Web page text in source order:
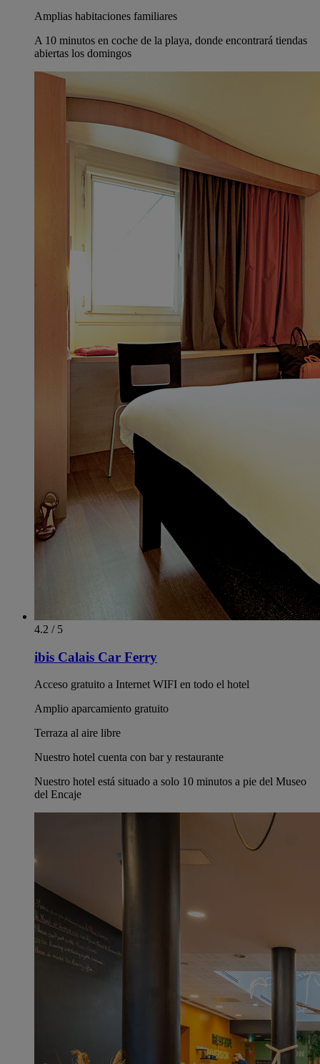
Amplias habitaciones familiares
A 10 minutos en coche de la playa, donde encontrará tiendas
abiertas los domingos
4.2 / 5
ibis Calais Car Ferry
Acceso gratuito a Internet WIFI en todo el hotel
Amplio aparcamiento gratuito
Terraza al aire libre
Nuestro hotel cuenta con bar y restaurante
Nuestro hotel está situado a solo 10 minutos a pie del Museo
del Encaje